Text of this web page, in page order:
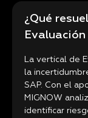
¿Qué
La vertical de
la
SAP. Con el
MIGNOW
identificar